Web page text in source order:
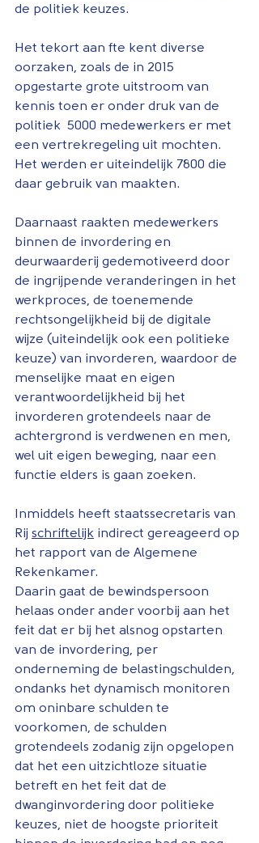
de politiek keuzes.
Het tekort aan fte kent diverse
oorzaken, zoals de in 2015
opgestarte grote uitstroom van
kennis toen er onder druk van de
politiek  5000 medewerkers er met
een vertrekregeling uit mochten.
Het werden er uiteindelijk 7800 die
daar gebruik van maakten.
Daarnaast raakten medewerkers
binnen de invordering en
deurwaarderij gedemotiveerd door
de ingrijpende veranderingen in het
werkproces, de toenemende
rechtsongelijkheid bij de digitale
wijze (uiteindelijk ook een politieke
keuze) van invorderen, waardoor de
menselijke maat en eigen
verantwoordelijkheid bij het
invorderen grotendeels naar de
achtergrond is verdwenen en men,
wel uit eigen beweging, naar een
functie elders is gaan zoeken.
Inmiddels heeft staatssecretaris van
Rij schriftelijk indirect gereageerd op
het rapport van de Algemene
Rekenkamer.
Daarin gaat de bewindspersoon
helaas onder ander voorbij aan het
feit dat er bij het alsnog opstarten
van de invordering, per
onderneming de belastingschulden,
ondanks het dynamisch monitoren
om oninbare schulden te
voorkomen, de schulden
grotendeels zodanig zijn opgelopen
dat het een uitzichtloze situatie
betreft en het feit dat de
dwanginvordering door politieke
keuzes, niet de hoogste prioriteit